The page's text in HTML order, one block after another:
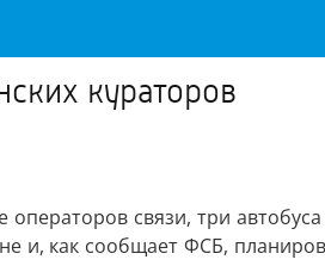
кураторов
связи, три
и, как сообщает ФСБ,